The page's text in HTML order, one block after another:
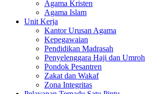
Agama Kristen
Agama Islam
Unit Kerja
Kantor Urusan Agama
Kepegawaian
Pendidikan Madrasah
Penyelenggara Haji dan Umroh
Pondok Pesantren
Zakat dan Wakaf
Zona Integritas